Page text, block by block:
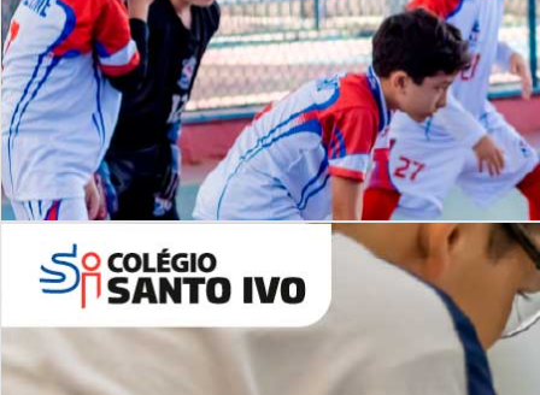
Desafios | Saiba mais